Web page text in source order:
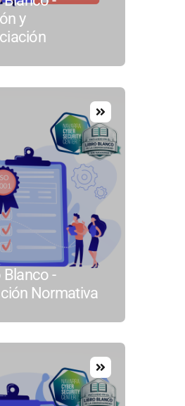
y
Blanco -
Normativa